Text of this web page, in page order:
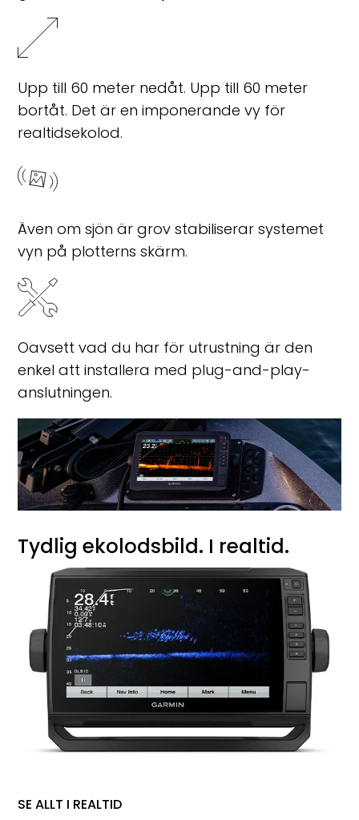
Upp till 60 meter nedåt. Upp till 60 meter
bortåt. Det är en imponerande vy för
realtidsekolod.
Även om sjön är grov stabiliserar systemet
vyn på plotterns skärm.
Oavsett vad du har för utrustning är den
enkel att installera med plug-and-play-
anslutningen.
Tydlig ekolodsbild. I realtid.
SE ALLT I REALTID